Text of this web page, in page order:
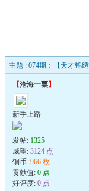
主题 : 074期：【天才锦
【沧海一粟】
新手上路
发帖: 1325
威望: 3124 点
铜币: 966 枚
贡献值: 0 点
好评度: 0 点